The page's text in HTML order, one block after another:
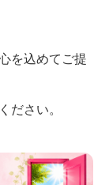
を込めてご提
ださい。